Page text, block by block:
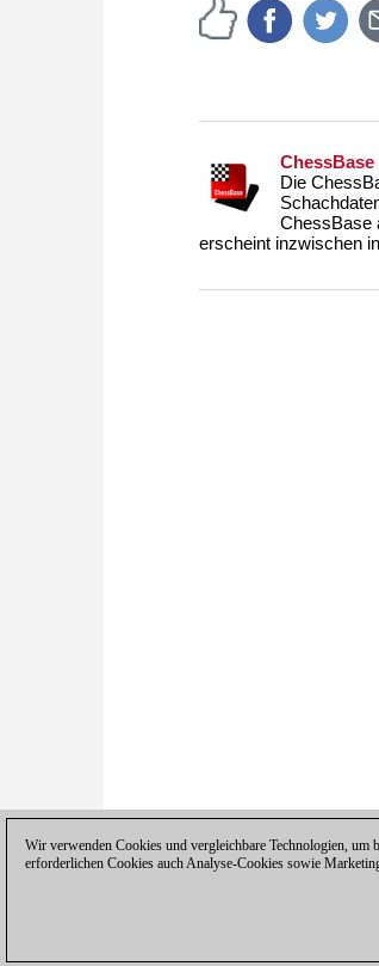
ChessBase
Die
ChessBase
erscheint inzwischen
Wir verwenden Cookies und vergleichbare Technologien, um
erforderlichen Cookies auch Analyse-Cookies sowie